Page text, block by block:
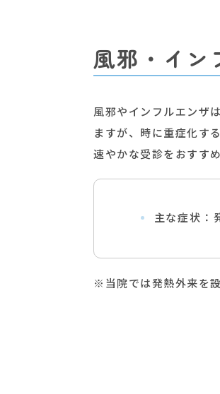
風邪・イン
風邪やインフルエンザ
ますが、時に重症化す
速やかな受診をおすすめ
主な症状：
※当院では発熱外来を